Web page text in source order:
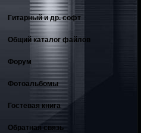
Гитарный и др. софт
Общий каталог файлов
Форум
Фотоальбомы
Гостевая книга
Обратная связь